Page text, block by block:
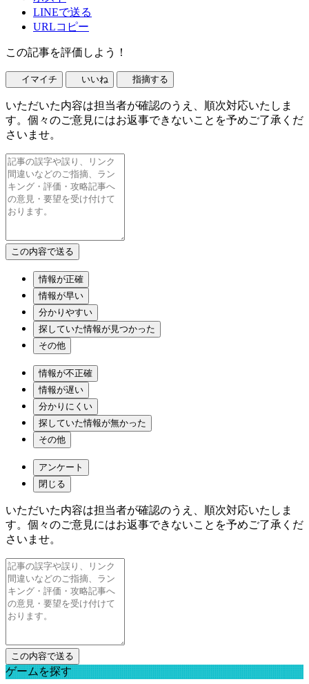
LINEで送る
URLコピー
この記事を評価しよう！
イマイチ いいね 指摘する
いただいた内容は担当者が確認のうえ、順次対応いたしま
す。個々のご意見にはお返事できないことを予めご了承くだ
さいませ。
情報が正確
情報が早い
分かりやすい
探していた情報が見つかった
その他
情報が不正確
情報が遅い
分かりにくい
探していた情報が無かった
その他
アンケート
閉じる
いただいた内容は担当者が確認のうえ、順次対応いたしま
す。個々のご意見にはお返事できないことを予めご了承くだ
さいませ。
ゲームを探す